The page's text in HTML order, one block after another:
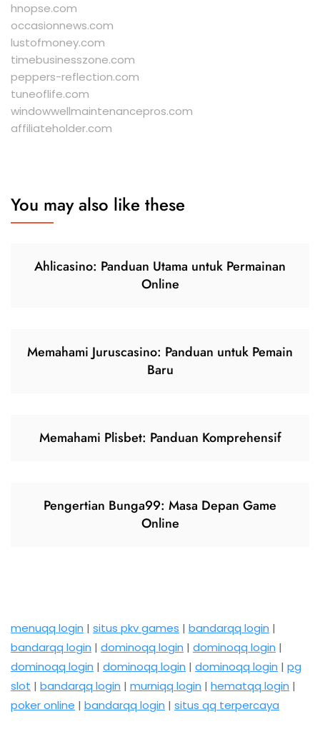
hnopse.com
occasionnews.com
lustofmoney.com
timebusinesszone.com
peppers-reflection.com
tuneoflife.com
windowwellmaintenancepros.com
affiliateholder.com
You may also like these
Ahlicasino: Panduan Utama untuk Permainan
Online
Memahami Juruscasino: Panduan untuk Pemain
Baru
Memahami Plisbet: Panduan Komprehensif
Pengertian Bunga99: Masa Depan Game
Online
menuqq login | situs pkv games | bandarqq login |
bandarqq login | dominoqq login | dominoqq login |
dominoqq login | dominoqq login | dominoqq login | pg
slot | bandarqq login | murniqq login | hematqq login |
poker online | bandarqq login | situs qq terpercaya